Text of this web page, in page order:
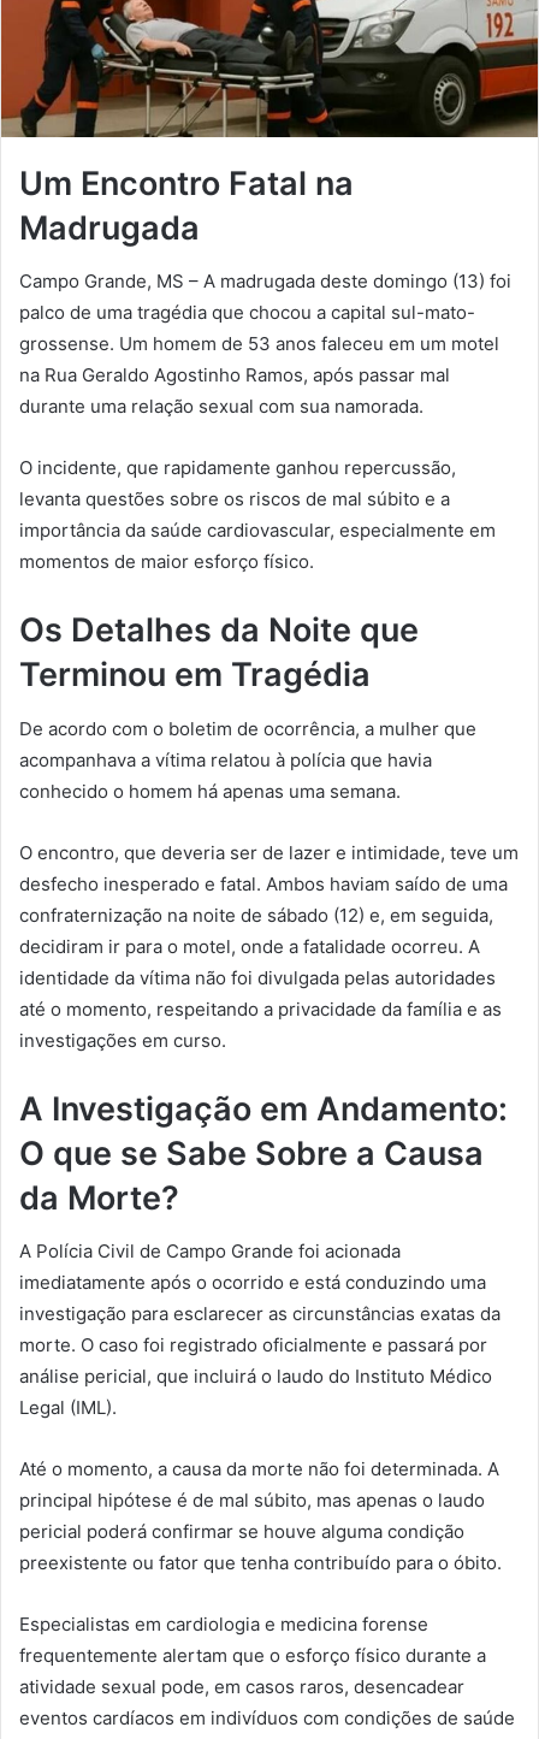
Um Encontro Fatal na
Madrugada
Campo Grande, MS – A madrugada deste domingo (13) foi
palco de uma tragédia que chocou a capital sul-mato-
grossense. Um homem de 53 anos faleceu em um motel
na Rua Geraldo Agostinho Ramos, após passar mal
durante uma relação sexual com sua namorada.
O incidente, que rapidamente ganhou repercussão,
levanta questões sobre os riscos de mal súbito e a
importância da saúde cardiovascular, especialmente em
momentos de maior esforço físico.
Os Detalhes da Noite que
Terminou em Tragédia
De acordo com o boletim de ocorrência, a mulher que
acompanhava a vítima relatou à polícia que havia
conhecido o homem há apenas uma semana.
O encontro, que deveria ser de lazer e intimidade, teve um
desfecho inesperado e fatal. Ambos haviam saído de uma
confraternização na noite de sábado (12) e, em seguida,
decidiram ir para o motel, onde a fatalidade ocorreu. A
identidade da vítima não foi divulgada pelas autoridades
até o momento, respeitando a privacidade da família e as
investigações em curso.
A Investigação em Andamento:
O que se Sabe Sobre a Causa
da Morte?
A Polícia Civil de Campo Grande foi acionada
imediatamente após o ocorrido e está conduzindo uma
investigação para esclarecer as circunstâncias exatas da
morte. O caso foi registrado oficialmente e passará por
análise pericial, que incluirá o laudo do Instituto Médico
Legal (IML).
Até o momento, a causa da morte não foi determinada. A
principal hipótese é de mal súbito, mas apenas o laudo
pericial poderá confirmar se houve alguma condição
preexistente ou fator que tenha contribuído para o óbito.
Especialistas em cardiologia e medicina forense
frequentemente alertam que o esforço físico durante a
atividade sexual pode, em casos raros, desencadear
eventos cardíacos em indivíduos com condições de saúde